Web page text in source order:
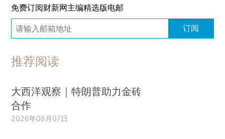
免费订阅财新网主编精选版电邮
订阅
推荐阅读
大西洋观察｜特朗普助力金砖
合作
2026年08月07日